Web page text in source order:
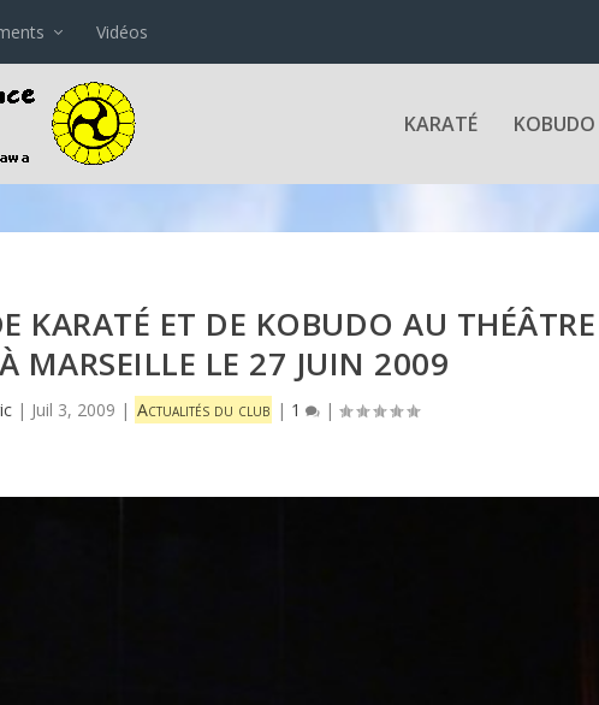
Vidéos
KARATÉ KOBUDO
KARATÉ ET DE KOBUDO AU THÉÂTRE
MARSEILLE LE 27 JUIN 2009
| Juil 3, 2009 | Actualités du club | 1 |